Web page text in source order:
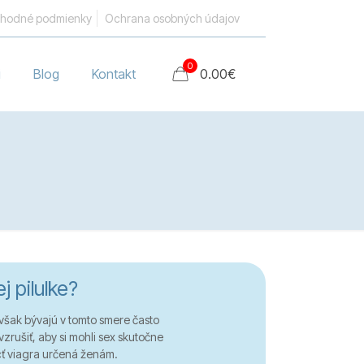
podmienky Ochrana osobných údajov
Blog Kontakt 0 0.00€
pilulke?
bývajú v tomto smere často
aby si mohli sex skutočne
viagra určená ženám.